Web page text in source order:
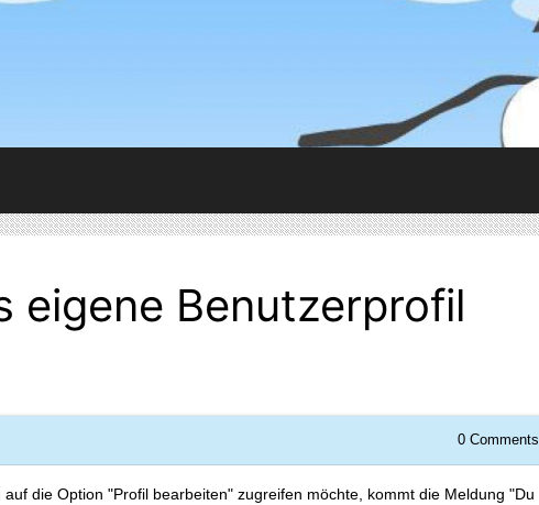
eigene Benutzerprofil
0 Comments
die Option "Profil bearbeiten" zugreifen möchte, kommt die Meldung "Du